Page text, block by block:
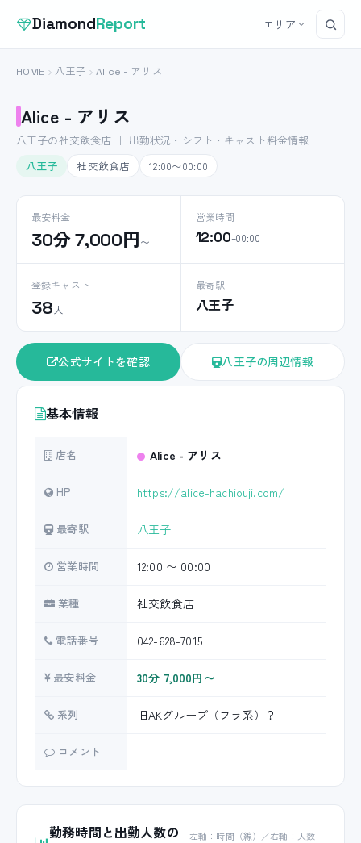
DiamondReport エリア
HOME 八王子 Alice - アリス
Alice - アリス
八王子の社交飲食店 ｜ 出勤状況・シフト・キャスト料金情報
八王子
社交飲食店 12:00〜00:00
最安料金
30分 7,000円〜
営業時間
12:00–00:00
登録キャスト
38 人
最寄駅
八王子
公式サイトを確認 八王子の周辺情報
基本情報
店名 Alice - アリス
HP https://alice-hachiouji.com/
最寄駅 八王子
営業時間 12:00 〜 00:00
業種 社交飲食店
電話番号 042-628-7015
最安料金 30分 7,000円〜
系列 旧AKグループ（フラ系）？
コメント
勤務時間と出勤人数の
左軸：時間（線）／右軸：人数